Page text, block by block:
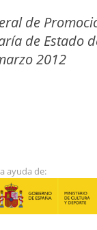
de
de Estado
2012
ayuda de: